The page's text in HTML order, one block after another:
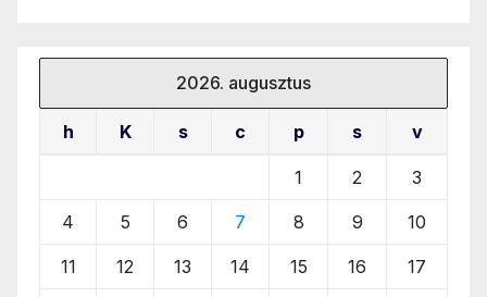
2026. augusztus
h K s c p s v
1 2 3
4 5 6 7 8 9 10
11 12 13 14 15 16 17